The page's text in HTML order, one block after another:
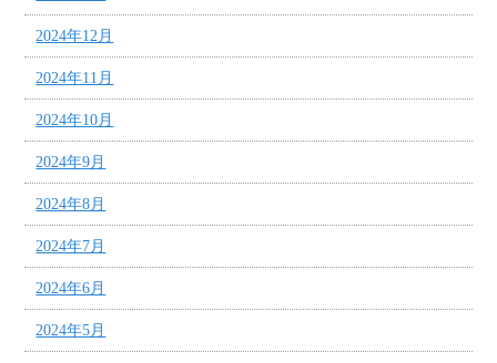
2024年12月
2024年11月
2024年10月
2024年9月
2024年8月
2024年7月
2024年6月
2024年5月